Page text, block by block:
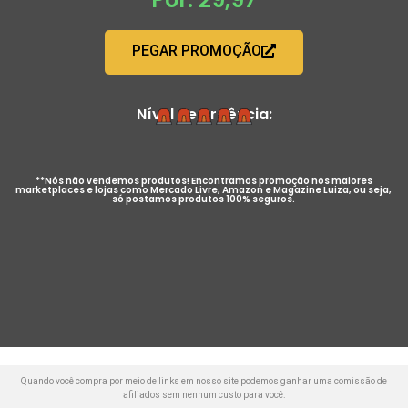
PEGAR PROMOÇÃO
Nível de Urgência:
**Nós não vendemos produtos! Encontramos promoção nos maiores
marketplaces e lojas como Mercado Livre, Amazon e Magazine Luiza, ou seja,
só postamos produtos 100% seguros.
Quando você compra por meio de links em nosso site podemos ganhar uma comissão de
afiliados sem nenhum custo para você.